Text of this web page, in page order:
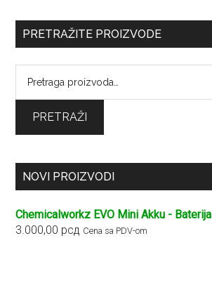
PRETRAŽITE PROIZVODE
PRETRAŽI
NOVI PROIZVODI
Chemicalworkz EVO Mini Akku - Baterija
3.000,00 рсд Cena sa PDV-om